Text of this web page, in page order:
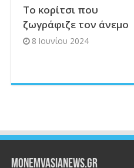
Το κορίτσι που
ζωγράφιζε τον άνεμο
8 Ιουνίου 2024
Monemvasianews.gr